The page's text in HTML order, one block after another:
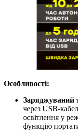
Особливості:
Заряджуваний
через USB-
освітлення у
функцію